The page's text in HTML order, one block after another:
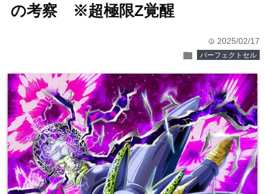
の考察 ※超極限Z覚醒
time 2025/02/17
folder パーフェクトセル